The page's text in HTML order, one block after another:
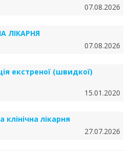
07.08.2026
ЛІКАРНЯ
07.08.2026
екстреної (швидкої)
15.01.2020
клінічна лікарня
27.07.2026